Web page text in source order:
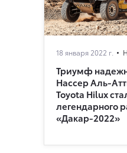
18 января 2022 г.
Триумф
Нассер Аль-
Toyota Hilux
легендарного
«Дакар-2022»